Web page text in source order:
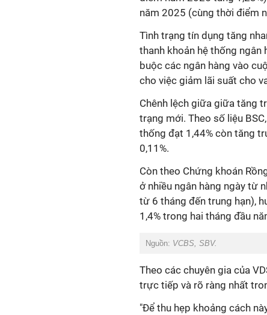
năm 2025 (cùng thời điểm
Tình trạng tín dụng tăng
thanh khoản hệ thống ngân
buộc các ngân hàng vào
cho việc giảm lãi suất cho
Chênh lệch giữa giữa tăng
trạng mới. Theo số liệu
thống đạt 1,44% còn tăng
0,11%.
Còn theo Chứng khoán
ở nhiều ngân hàng ngày từ
từ 6 tháng đến trung hạn),
1,4% trong hai tháng đầu
Nguồn: VCBS, SBV.
Theo các chuyên gia của
trực tiếp và rõ ràng nhất
"Để thu hẹp khoảng cách